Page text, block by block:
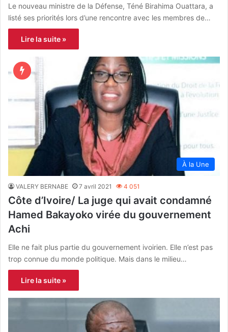
Le nouveau ministre de la Défense, Téné Birahima Ouattara, a
listé ses priorités lors d’une rencontre avec les membres de…
Lire la suite »
À la Une
VALERY BERNABE 7 avril 2021 4 051
Côte d’Ivoire/ La juge qui avait condamné
Hamed Bakayoko virée du gouvernement
Achi
Elle ne fait plus partie du gouvernement ivoirien. Elle n’est pas
trop connue du monde politique. Mais dans le milieu…
Lire la suite »